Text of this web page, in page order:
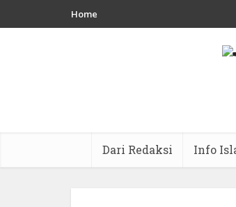
Home
Dari Redaksi Info